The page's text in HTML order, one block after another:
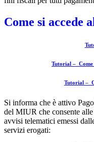
Come si accede
Tutorial – Come
Tutorial –
Si informa che è attivo
del MIUR che consente
avvisi telematici emessi
servizi erogati: